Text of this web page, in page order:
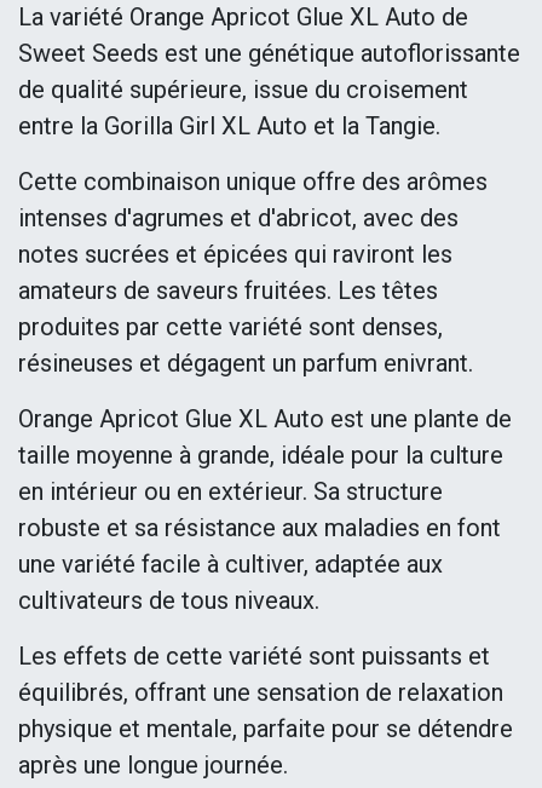
La variété Orange Apricot Glue XL Auto de
Sweet Seeds est une génétique autoflorissante
de qualité supérieure, issue du croisement
entre la Gorilla Girl XL Auto et la Tangie.
Cette combinaison unique offre des arômes
intenses d'agrumes et d'abricot, avec des
notes sucrées et épicées qui raviront les
amateurs de saveurs fruitées. Les têtes
produites par cette variété sont denses,
résineuses et dégagent un parfum enivrant.
Orange Apricot Glue XL Auto est une plante de
taille moyenne à grande, idéale pour la culture
en intérieur ou en extérieur. Sa structure
robuste et sa résistance aux maladies en font
une variété facile à cultiver, adaptée aux
cultivateurs de tous niveaux.
Les effets de cette variété sont puissants et
équilibrés, offrant une sensation de relaxation
physique et mentale, parfaite pour se détendre
après une longue journée.